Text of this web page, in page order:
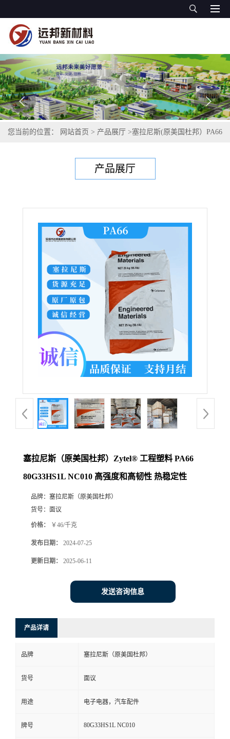
您当前的位置： 网站首页 > 产品展厅 >塞拉尼斯(原美国杜邦）PA66
NC010 高强度和高韧性 热稳定性产品展厅
塞拉尼斯（原美国杜邦）Zytel® 工程塑料 PA66
80G33HS1L NC010 高强度和高韧性 热稳定性
品牌： 塞拉尼斯（原美国杜邦）
货号： 面议
价格： ￥46/千克
发布日期： 2024-07-25
更新日期： 2025-06-11
发送咨询信息
产品详请
品牌 塞拉尼斯（原美国杜邦）
货号 面议
用途 电子电器，汽车配件
牌号 80G33HS1L NC010